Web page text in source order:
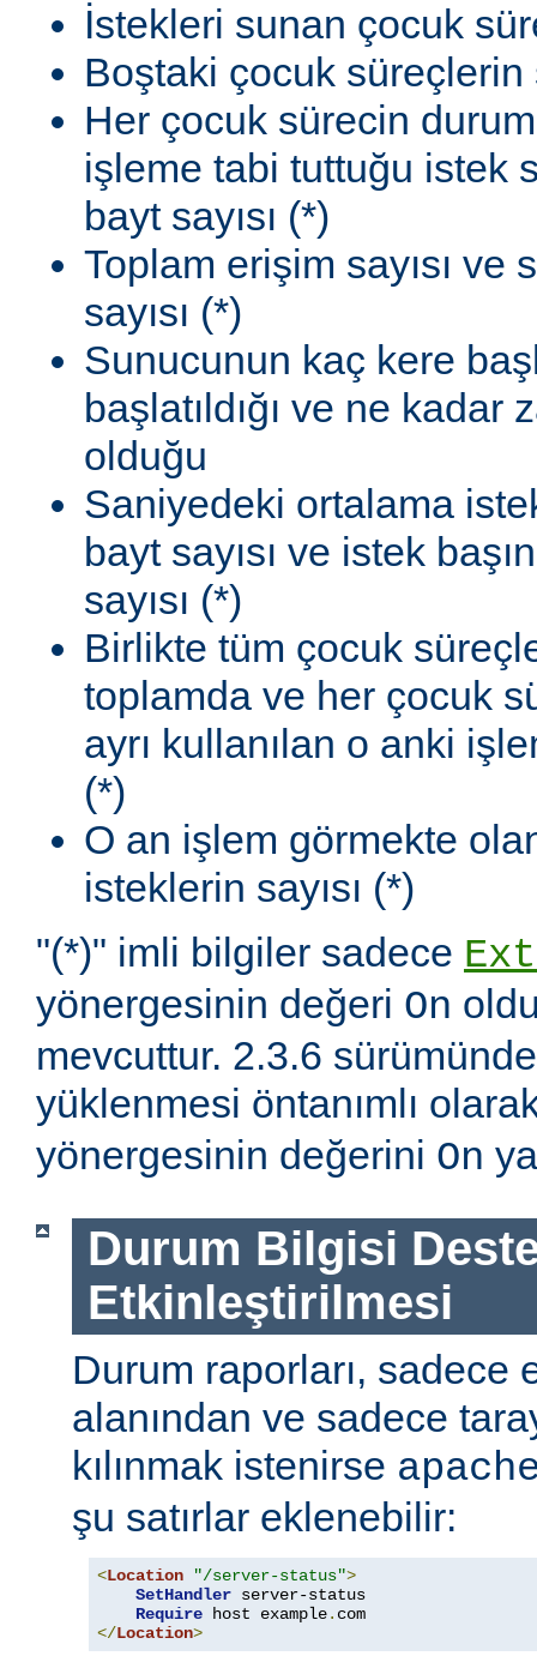
İstekleri sunan çocuk
Boştaki çocuk süreçlerin
Her çocuk sürecin
işleme tabi tuttuğu istek
bayt sayısı (*)
Toplam erişim sayısı ve
sayısı (*)
Sunucunun kaç kere
başlatıldığı ve ne kadar
olduğu
Saniyedeki ortalama
bayt sayısı ve istek
sayısı (*)
Birlikte tüm çocuk
toplamda ve her çocuk
ayrı kullanılan o anki
(*)
O an işlem görmekte
isteklerin sayısı (*)
"(*)" imli bilgiler sadece
yönergesinin değeri On
mevcuttur. 2.3.6
yüklenmesi öntanımlı
yönergesinin değerini On
Durum Bilgisi
Etkinleştirilmesi
Durum raporları, sadece
alanından ve sadece
kılınmak istenirse
şu satırlar eklenebilir:
<Location "/server-status">
SetHandler server-status
Require host example.
</Location>